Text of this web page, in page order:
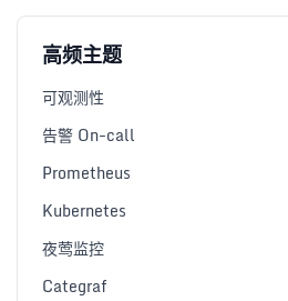
高频主题
可观测性
告警 On-call
Prometheus
Kubernetes
夜莺监控
Categraf